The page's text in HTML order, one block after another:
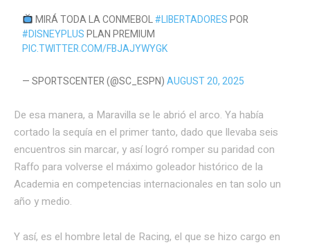
MIRÁ TODA LA CONMEBOL#LIBERTADORESPOR
#DISNEYPLUSPLAN PREMIUM
PIC.TWITTER.COM/FBJAJYWYGK
— SPORTSCENTER (@SC_ESPN)AUGUST 20, 2025
De esa manera, a Maravilla se le abrió el arco. Ya había
cortado la sequía en el primer tanto, dado que llevaba seis
encuentros sin marcar, y así logró romper su paridad con
Raffo para volverse el máximo goleador histórico de la
Academia en competencias internacionales en tan solo un
año y medio.
Y así, es el hombre letal de Racing, el que se hizo cargo en